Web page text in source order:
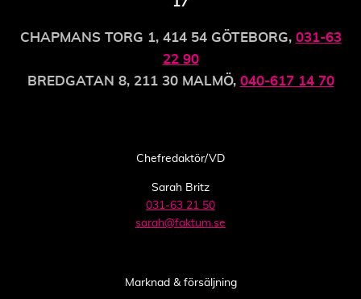
CHAPMANS TORG 1, 414 54 GÖTEBORG, 031-63
22 90
BREDGATAN 8, 211 30 MALMÖ, 040-617 14 70
Chefredaktör/VD
Sarah Britz
031-63 21 50
sarah@faktum.se
Marknad & försäljning